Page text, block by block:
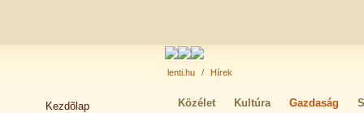
lenti.hu / Hírek
Kezdõlap
Közélet Kultúra Gazdaság